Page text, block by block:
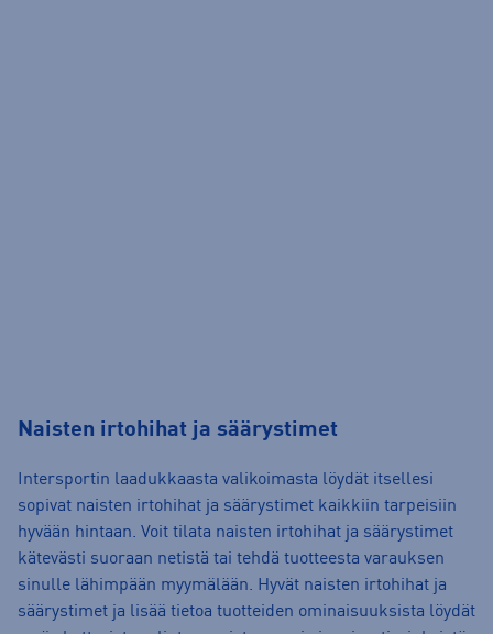
Naisten irtohihat ja säärystimet
Intersportin laadukkaasta valikoimasta löydät itsellesi
sopivat naisten irtohihat ja säärystimet kaikkiin tarpeisiin
hyvään hintaan. Voit tilata naisten irtohihat ja säärystimet
kätevästi suoraan netistä tai tehdä tuotteesta varauksen
sinulle lähimpään myymälään. Hyvät naisten irtohihat ja
säärystimet ja lisää tietoa tuotteiden ominaisuuksista löydät